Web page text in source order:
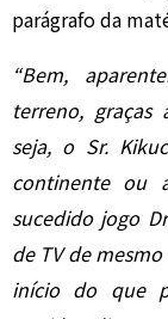
parágrafo da
“Bem,
terreno, graças
seja, o Sr.
continente ou
sucedido jogo
de TV de
início do que